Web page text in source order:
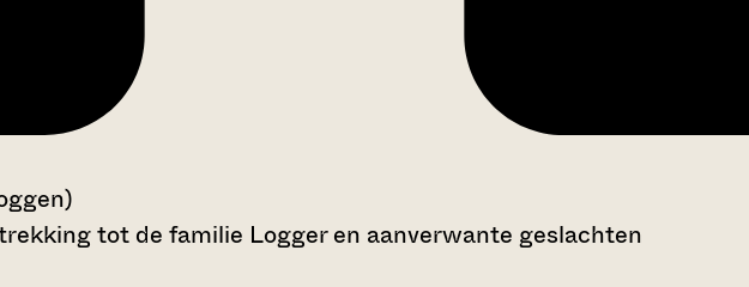
tot de familie Logger en aanverwante geslachten